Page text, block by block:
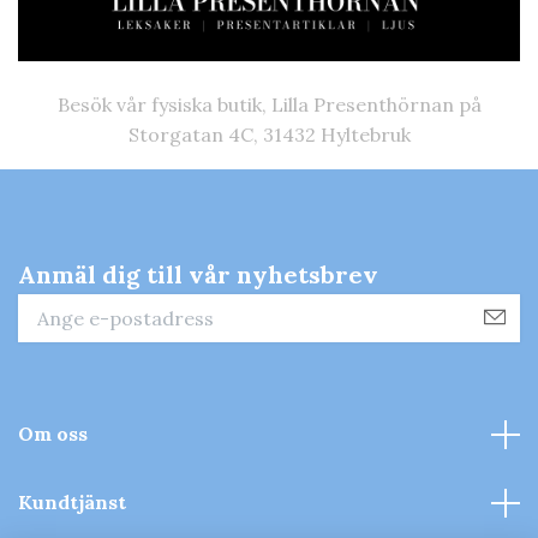
Besök vår fysiska butik, Lilla Presenthörnan på
Storgatan 4C, 31432 Hyltebruk
Anmäl dig till vår nyhetsbrev
Om oss
Kundtjänst